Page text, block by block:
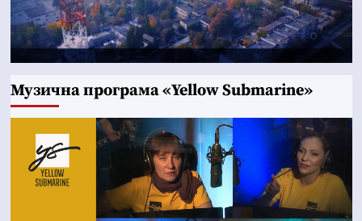
Музична програма «Yellow Submarine»